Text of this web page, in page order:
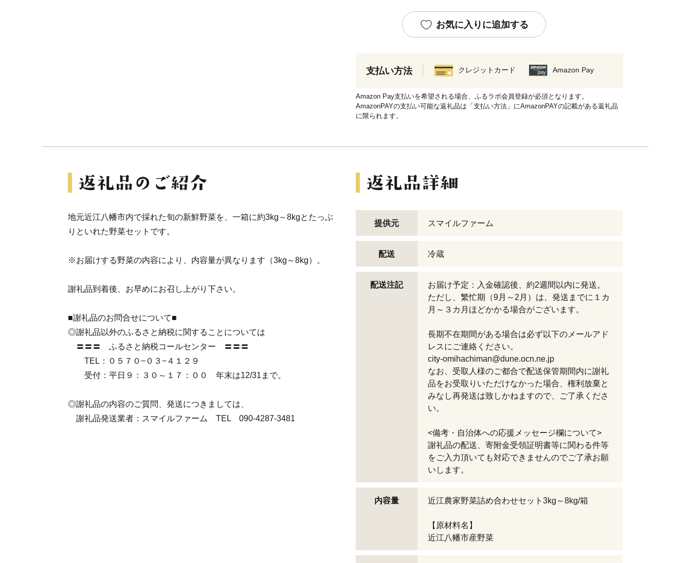
お気に入りに追加する
支払い方法 クレジットカード Amazon Pay
Amazon Pay支払いを希望される場合、ふるラボ会員登録が必須となります。
AmazonPAYの支払い可能な返礼品は「支払い方法」にAmazonPAYの記載がある返礼品
に限られます。
地元近江八幡市内で採れた旬の新鮮野菜を、一箱に約3kg～8kgとたっぶ
りといれた野菜セットです。
※お届けする野菜の内容により、内容量が異なります（3kg～8kg）。
謝礼品到着後、お早めにお召し上がり下さい。
■謝礼品のお問合せについて■
◎謝礼品以外のふるさと納税に関することについては
〓〓〓 ふるさと納税コールセンター 〓〓〓
TEL：０５７０−０３−４１２９
受付：平日９：３０～１７：００ 年末は12/31まで。
◎謝礼品の内容のご質問、発送につきましては、
謝礼品発送業者：スマイルファーム TEL 090-4287-3481
提供元 スマイルファーム
配送 冷蔵
配送注記
お届け予定：入金確認後、約2週間以内に発送。
ただし、繁忙期（9月～2月）は、発送までに１カ
月～３カ月ほどかかる場合がございます。
長期不在期間がある場合は必ず以下のメールアド
レスにご連絡ください。
city-omihachiman@dune.ocn.ne.jp
なお、受取人様のご都合で配送保管期間内に謝礼
品をお受取りいただけなかった場合、権利放棄と
みなし再発送は致しかねますので、ご了承くださ
い。
<備考・自治体への応援メッセージ欄について>
謝礼品の配送、寄附金受領証明書等に関わる件等
をご入力頂いても対応できませんのでご了承お願
いします。
内容量 近江農家野菜詰め合わせセット3kg～8kg/箱
【原材料名】
近江八幡市産野菜